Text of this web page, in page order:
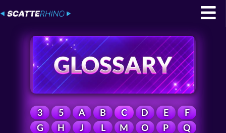
3 5 A B C D E
F
G
H J L M O P
Q